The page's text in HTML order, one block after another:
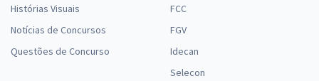
Histórias Visuais
Notícias de Concursos
Questões de Concurso
FCC
FGV
Idecan
Selecon